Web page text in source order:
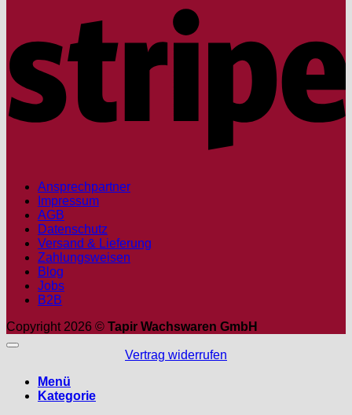
Ansprechpartner
Impressum
AGB
Datenschutz
Versand & Lieferung
Zahlungsweisen
Blog
Jobs
B2B
Copyright 2026 © Tapir Wachswaren GmbH
Vertrag widerrufen
Menü
Kategorie